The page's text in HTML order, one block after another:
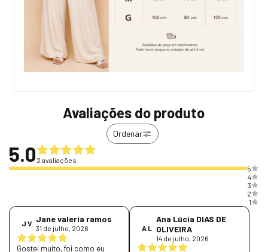
Avaliações do produto
Ordenar
5.0 2 avaliações
5
4
3
2
1
J V Jane valeria ramos
31 de julho, 2026
Gostei muito, foi como eu
A L
Ana Lúcia DIAS DE
OLIVEIRA
14 de julho, 2026